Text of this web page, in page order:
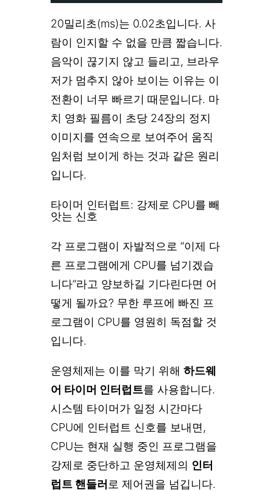
20밀리초(ms)는 0.02초입니다. 사
람이 인지할 수 없을 만큼 짧습니다.
음악이 끊기지 않고 들리고, 브라우
저가 멈추지 않아 보이는 이유는 이
전환이 너무 빠르기 때문입니다. 마
치 영화 필름이 초당 24장의 정지
이미지를 연속으로 보여주어 움직
임처럼 보이게 하는 것과 같은 원리
입니다.
타이머 인터럽트: 강제로 CPU를 빼
앗는 신호
각 프로그램이 자발적으로 “이제 다
른 프로그램에게 CPU를 넘기겠습
니다”라고 양보하길 기다린다면 어
떻게 될까요? 무한 루프에 빠진 프
로그램이 CPU를 영원히 독점할 것
입니다.
운영체제는 이를 막기 위해 하드웨
어 타이머 인터럽트를 사용합니다.
시스템 타이머가 일정 시간마다
CPU에 인터럽트 신호를 보내면,
CPU는 현재 실행 중인 프로그램을
강제로 중단하고 운영체제의 인터
럽트 핸들러 로 제어권을 넘깁니다.